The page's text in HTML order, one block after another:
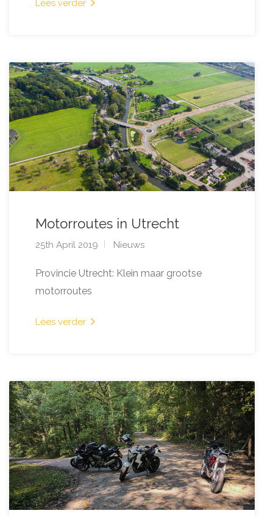
Lees verder
Motorroutes in Utrecht
25th April 2019 Nieuws
Provincie Utrecht: Klein maar grootse
motorroutes
Lees verder